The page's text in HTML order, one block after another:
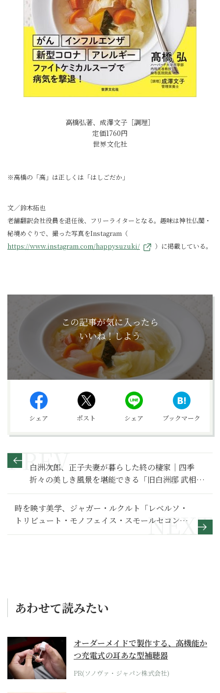
高橋弘著、成澤文子［調理］
定価1760円
世界文化社
※高橋の「高」は正しくは「はしごだか」
文／鈴木拓也
老舗翻訳会社役員を退任後、フリーライターとなる。趣味は神社仏閣・
秘境めぐりで、撮った写真をInstagram（
https://www.instagram.com/happysuzuki/
）に掲載している。
この記事が気に入ったら
いいね！しよう
シェア ポスト シェア ブックマーク
白洲次郎、正子夫妻が暮らした終の棲家｜四季
折々の美しき風景を堪能できる「旧白洲邸 武相
荘」初の写真集
時を映す美学、ジャガー・ルクルト「レベルソ・
トリビュート・モノフェイス・スモールセコン
ド」
あわせて読みたい
オーダーメイドで製作する、高機能か
つ充電式の耳あな型補聴器
PR(ソノヴァ・ジャパン株式会社)